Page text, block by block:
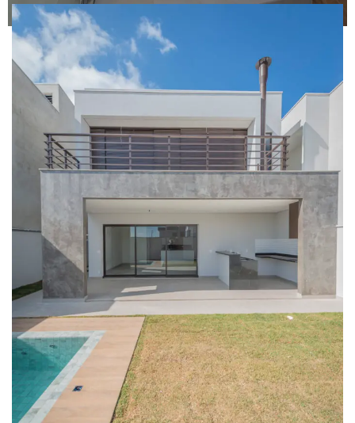
FICHA TÉCNICA
Reserva da Ermida
Jundiaí – São Paulo
Área total construída: 195.95 m²
2020
Equipe: Paula Soriano / Fernando Pagotto